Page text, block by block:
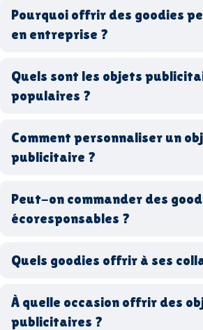
Pourquoi offrir des goodies
en entreprise ?
Quels sont les objets
populaires ?
stylos personnalisés
tote
gourdes réutilisables
France Made in Europe
Comment personnaliser un
publicitaire ?
Peut-on commander des
écoresponsables ?
goodies écologiques
recyclés, fabriqués en France ou en
biodégradables ou réutilisables
Quels goodies offrir à ses
entreprise
goodies utiles au
À quelle occasion offrir des
publicitaires ?